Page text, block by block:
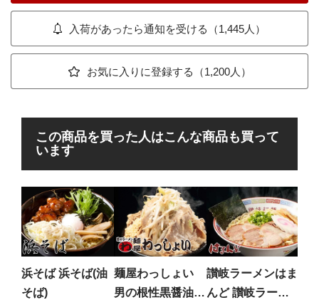
入荷があったら通知を受ける（1,445人）
お気に入りに登録する（1,200人）
この商品を買った人はこんな商品も買って
います
浜そば 浜そば(油
そば)
麺屋わっしょい
男の根性黒醤油
讃岐ラーメンはま
んど 讃岐ラーメ